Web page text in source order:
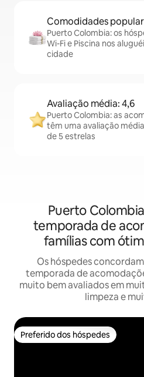
Comodidades
Puerto Colombia: os
Wi-Fi e Piscina nos
cidade
Avaliação média: 4,6
Puerto Colombia: as
têm uma avaliação
de 5 estrelas
Puerto
temporada de
famílias com
Os hóspedes
temporada de
muito bem avaliados em
limpeza e
Preferido dos hóspedes
Preferido dos hóspedes